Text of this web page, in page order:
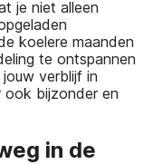
je niet alleen
koelere maanden
te ontspannen
verblijf in
ook bijzonder en
in de